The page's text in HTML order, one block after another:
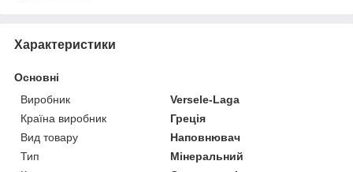
Характеристики
Основні
Виробник
Versele-Laga
Країна виробник
Греція
Вид товару
Наповнювач
Тип
Мінеральний